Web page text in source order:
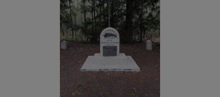
hectares avec un local et un chemin pour en faire le tour